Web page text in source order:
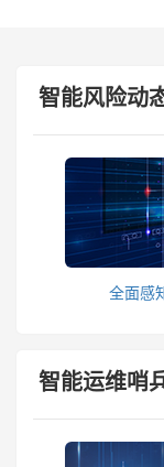
智能风险动
全面感
智能运维哨